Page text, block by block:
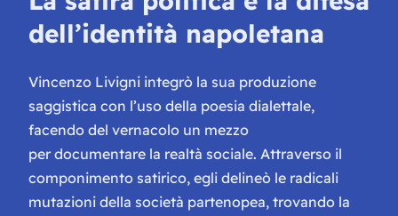
dell’identità napoletana
Vincenzo Livigni integrò la sua produzione
saggistica con l’uso della poesia dialettale,
facendo del vernacolo un mezzo
per documentare la realtà sociale. Attraverso il
componimento satirico, egli delineò le radicali
mutazioni della società partenopea, trovando la